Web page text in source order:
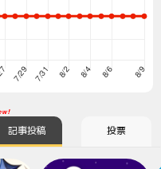
記事投稿 投票